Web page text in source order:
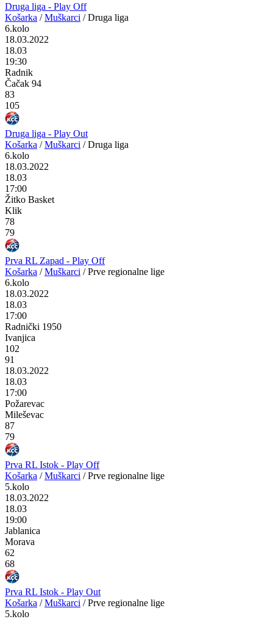
Druga liga - Play Off
Košarka / Muškarci / Druga liga
6.kolo
18.03.2022
18.03
19:30
Radnik
Čačak 94
83
105
Druga liga - Play Out
Košarka / Muškarci / Druga liga
6.kolo
18.03.2022
18.03
17:00
Žitko Basket
Klik
78
79
Prva RL Zapad - Play Off
Košarka / Muškarci / Prve regionalne lige
6.kolo
18.03.2022
18.03
17:00
Radnički 1950
Ivanjica
102
91
18.03.2022
18.03
17:00
Požarevac
Mileševac
87
79
Prva RL Istok - Play Off
Košarka / Muškarci / Prve regionalne lige
5.kolo
18.03.2022
18.03
19:00
Jablanica
Morava
62
68
Prva RL Istok - Play Out
Košarka / Muškarci / Prve regionalne lige
5.kolo